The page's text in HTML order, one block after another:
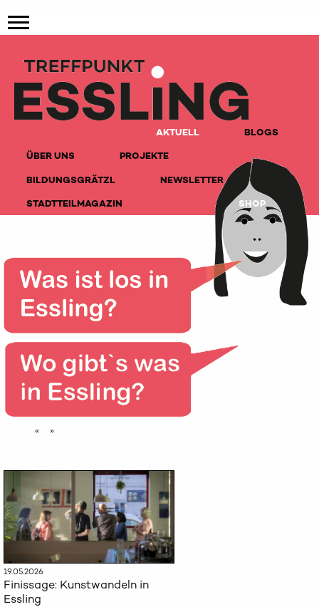
AKTUELL
BLOGS
ÜBER UNS
PROJEKTE
BILDUNGSGRÄTZL
NEWSLETTER
STADTTEILMAGAZIN
SHOP
« »
19.05.2026
Finissage: Kunstwandeln in
Essling